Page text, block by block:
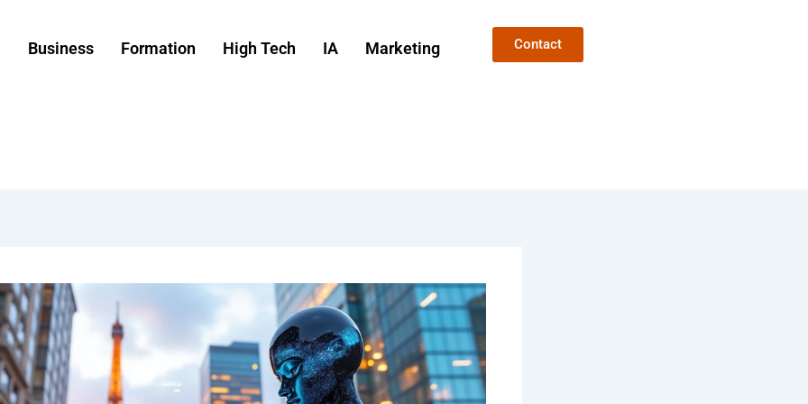
Business Formation High Tech IA Marketing Contact